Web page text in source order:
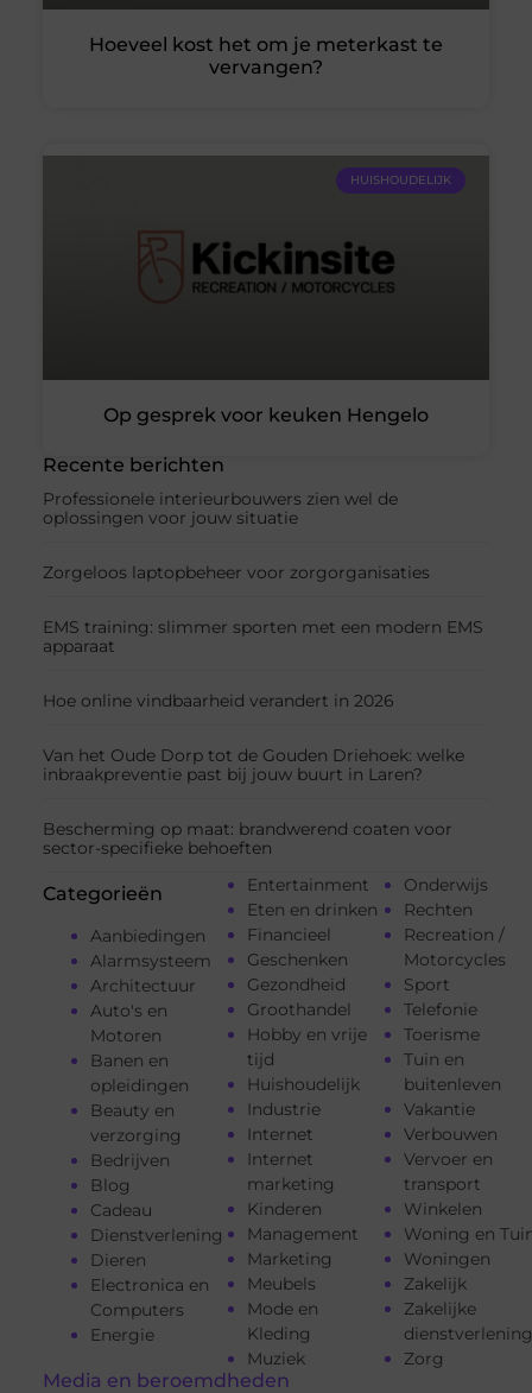
Recente berichten
Professionele interieurbouwers zien wel de
oplossingen voor jouw situatie
Zorgeloos laptopbeheer voor zorgorganisaties
EMS training: slimmer sporten met een modern EMS
apparaat
Hoe online vindbaarheid verandert in 2026
Van het Oude Dorp tot de Gouden Driehoek: welke
inbraakpreventie past bij jouw buurt in Laren?
Bescherming op maat: brandwerend coaten voor
sector-specifieke behoeften
Categorieën
Aanbiedingen
Alarmsysteem
Architectuur
Auto's en
Motoren
Banen en
opleidingen
Beauty en
verzorging
Bedrijven
Blog
Cadeau
Dienstverlening
Dieren
Electronica en
Computers
Energie
Entertainment
Eten en drinken
Financieel
Geschenken
Gezondheid
Groothandel
Hobby en vrije
tijd
Huishoudelijk
Industrie
Internet
Internet
marketing
Kinderen
Management
Marketing
Meubels
Mode en
Kleding
Muziek
Onderwijs
Rechten
Recreation /
Motorcycles
Sport
Telefonie
Toerisme
Tuin en
buitenleven
Vakantie
Verbouwen
Vervoer en
transport
Winkelen
Woning en
Woningen
Zakelijk
Zakelijke
Zorg
Media en beroemdheden
Hoeveel kost het om je meterkast te
vervangen?
HUISHOUDELIJK
Op gesprek voor keuken Hengelo